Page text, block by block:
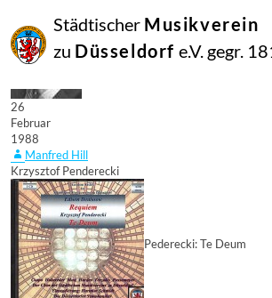
Städtischer Musikverein
zu Düsseldorf e.V. gegr.
26
Februar
1988
Manfred Hill
Krzysztof Penderecki
Pederecki: Te Deum